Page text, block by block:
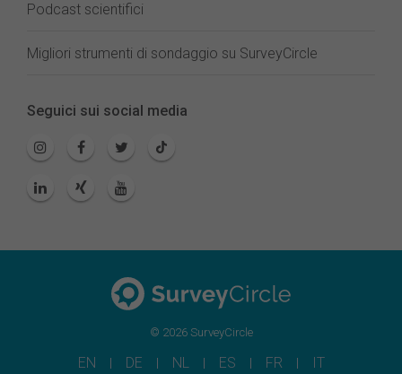
Podcast scientifici
Migliori strumenti di sondaggio su SurveyCircle
Seguici sui social media
© 2026 SurveyCircle
EN DE NL ES FR IT